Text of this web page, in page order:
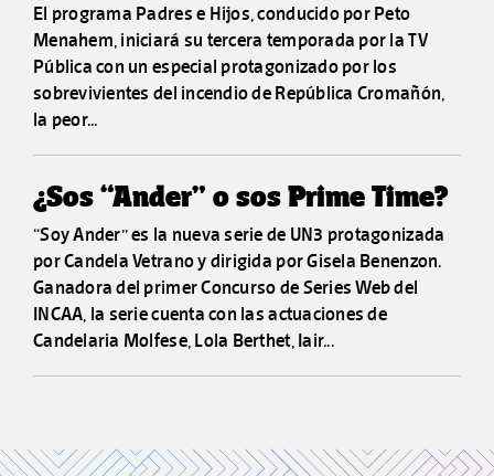
El programa Padres e Hijos, conducido por Peto
Menahem, iniciará su tercera temporada por la TV
Pública con un especial protagonizado por los
sobrevivientes del incendio de República Cromañón,
la peor...
¿Sos “Ander” o sos Prime Time?
“Soy Ander” es la nueva serie de UN3 protagonizada
por Candela Vetrano y dirigida por Gisela Benenzon.
Ganadora del primer Concurso de Series Web del
INCAA, la serie cuenta con las actuaciones de
Candelaria Molfese, Lola Berthet, Iair...